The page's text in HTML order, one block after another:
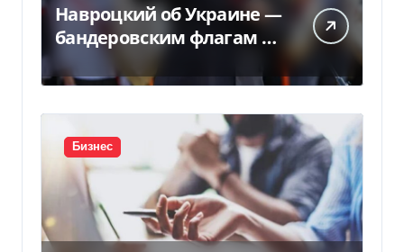
Навроцкий об Украине —
бандеровским флагам не
место в Польше
Бизнес